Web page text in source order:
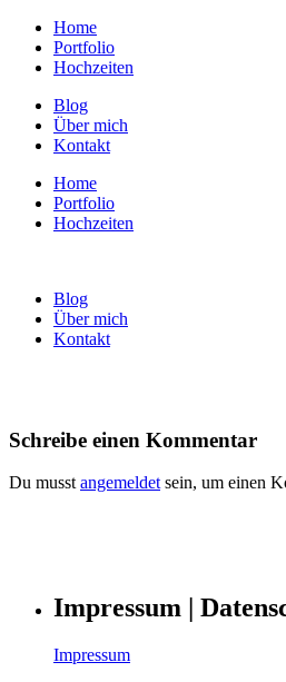
Home
Portfolio
Hochzeiten
Blog
Über mich
Kontakt
Home
Portfolio
Hochzeiten
Blog
Über mich
Kontakt
Schreibe einen Kommentar
Du musstangemeldetsein, um einen
Impressum |
Impressum